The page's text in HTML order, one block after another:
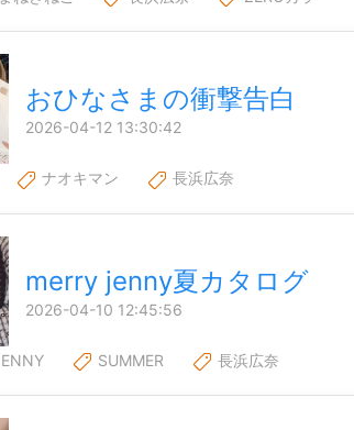
おひなさまの衝撃告白
2026-04-12 13:30:42
ナオキマン 長浜広奈
merry jenny夏カタログ
2026-04-10 12:45:56
SUMMER 長浜広奈